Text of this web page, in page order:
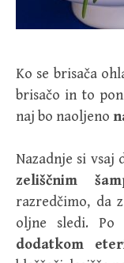
Ko se brisača
brisačo in to
naj bo naoljeno
Nazadnje si vsaj
zeliščnim
razredčimo, da
oljne sledi. Po
dodatkom